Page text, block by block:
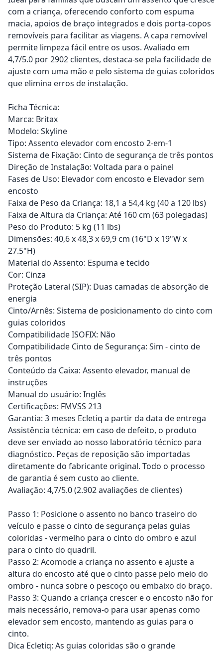
com a criança, oferecendo conforto com espuma
macia, apoios de braço integrados e dois porta-copos
removíveis para facilitar as viagens. A capa removível
permite limpeza fácil entre os usos. Avaliado em
4,7/5.0 por 2902 clientes, destaca-se pela facilidade de
ajuste com uma mão e pelo sistema de guias coloridos
que elimina erros de instalação.
Ficha Técnica:
Marca: Britax
Modelo: Skyline
Tipo: Assento elevador com encosto 2-em-1
Sistema de Fixação: Cinto de segurança de três pontos
Direção de Instalação: Voltada para o painel
Fases de Uso: Elevador com encosto e Elevador sem
encosto
Faixa de Peso da Criança: 18,1 a 54,4 kg (40 a 120 lbs)
Faixa de Altura da Criança: Até 160 cm (63 polegadas)
Peso do Produto: 5 kg (11 lbs)
Dimensões: 40,6 x 48,3 x 69,9 cm (16"D x 19"W x
27.5"H)
Material do Assento: Espuma e tecido
Cor: Cinza
Proteção Lateral (SIP): Duas camadas de absorção de
energia
Cinto/Arnês: Sistema de posicionamento do cinto com
guias coloridos
Compatibilidade ISOFIX: Não
Compatibilidade Cinto de Segurança: Sim - cinto de
três pontos
Conteúdo da Caixa: Assento elevador, manual de
instruções
Manual do usuário: Inglês
Certificações: FMVSS 213
Garantia: 3 meses Ecletiq a partir da data de entrega
Assistência técnica: em caso de defeito, o produto
deve ser enviado ao nosso laboratório técnico para
diagnóstico. Peças de reposição são importadas
diretamente do fabricante original. Todo o processo
de garantia é sem custo ao cliente.
Avaliação: 4,7/5.0 (2.902 avaliações de clientes)
Passo 1: Posicione o assento no banco traseiro do
veículo e passe o cinto de segurança pelas guias
coloridas - vermelho para o cinto do ombro e azul
para o cinto do quadril.
Passo 2: Acomode a criança no assento e ajuste a
altura do encosto até que o cinto passe pelo meio do
ombro - nunca sobre o pescoço ou embaixo do braço.
Passo 3: Quando a criança crescer e o encosto não for
mais necessário, remova-o para usar apenas como
elevador sem encosto, mantendo as guias para o
cinto.
Dica Ecletiq: As guias coloridas são o grande